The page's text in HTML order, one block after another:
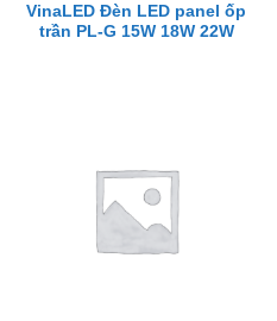
VinaLED Đèn LED panel ốp
trần PL-G 15W 18W 22W